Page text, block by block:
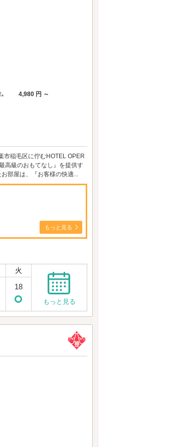
4,980 円 ～
稲毛区に佇むHOTEL OPER
高級のおもてなし』を提供す
部屋は、『お客様の快適...
もっと見る
火
18
もっと見る